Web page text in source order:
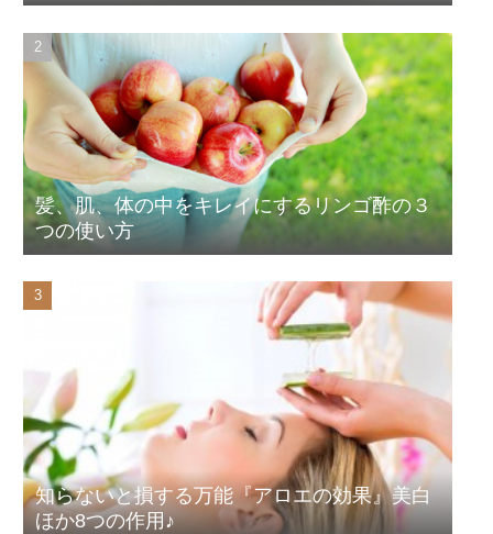
髪、肌、体の中をキレイにするリンゴ酢の３
つの使い方
知らないと損する万能『アロエの効果』美白
ほか8つの作用♪